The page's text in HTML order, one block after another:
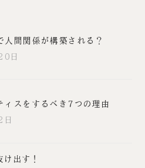
人間関係が構築される？
日
ィスをするべき7つの理由
出す！